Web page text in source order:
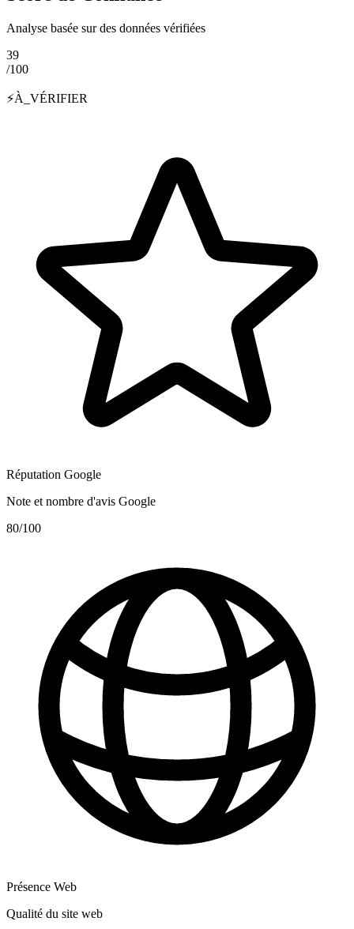
Analyse basée sur des données vérifiées
39
/100
⚡À_VÉRIFIER
Réputation Google
Note et nombre d'avis Google
80/100
Présence Web
Qualité du site web